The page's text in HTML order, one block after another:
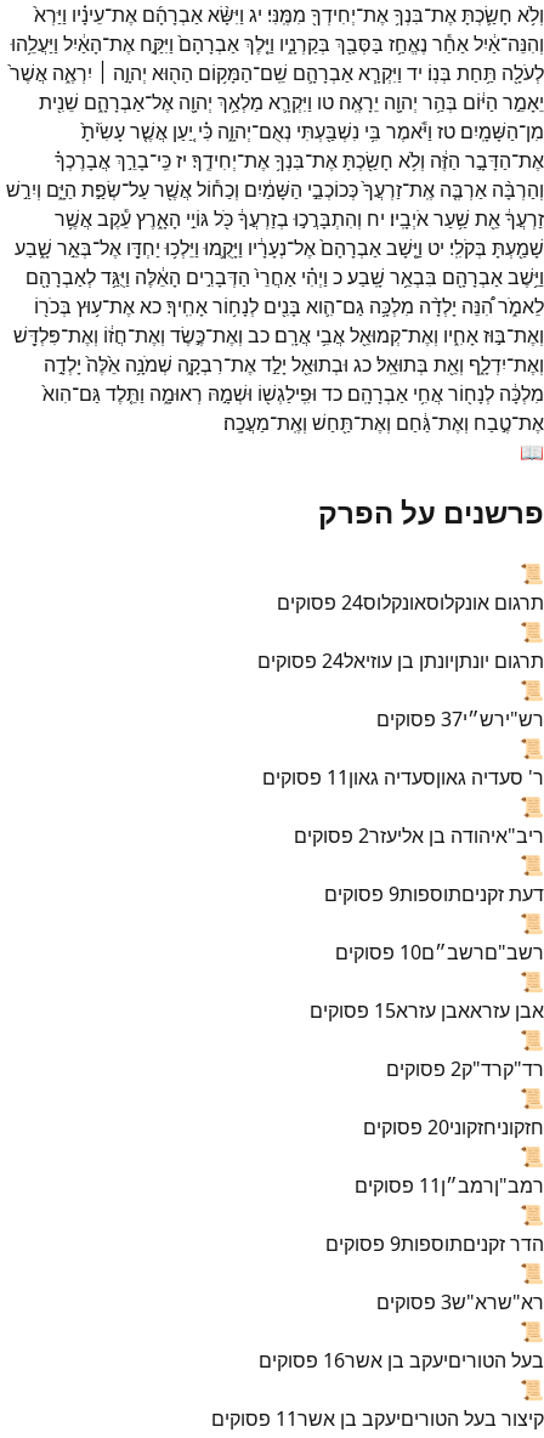
וְלֹ֥א חָשַׂ֛כְתָּאֶת־בִּנְךָ֥אֶת־יְחִידְךָ֖ מִמֶּֽנִּי׃ יג וַיִּשָּׂ֨אאַבְרָהָ֜ם אֶת־עֵינָ֗יו וַיַּרְא֙
וְהִנֵּה־אַ֔יִלאַחַ֕ר נֶאֱחַ֥ז בַּסְּבַ֖ךְ בְּקַרְנָ֑יו וַיֵּ֤לֶךְאַבְרָהָם֙ וַיִּקַּ֣ח אֶת־הָאַ֔יִל וַיַּעֲלֵ֥הוּ
לְעֹלָ֖ה תַּ֥חַת בְּנֽוֹ׃ יד וַיִּקְרָ֧אאַבְרָהָ֛ם שֵֽׁם־הַמָּק֥וֹם הַה֖וּא יְהוָ֣ה ׀ יִרְאֶ֑ה אֲשֶׁר֙
יֵאָמֵ֣ר הַיּ֔וֹם בְּהַ֥ר יְהוָ֖ה יֵרָאֶֽה׃ טו וַיִּקְרָ֛א מַלְאַ֥ךְ יְהוָ֖ה אֶל־אַבְרָהָ֑ם שֵׁנִ֖ית
מִן־הַשָּׁמָֽיִם׃ טז וַיֹּ֕אמֶר בִּ֥י נִשְׁבַּ֖עְתִּי נְאֻם־יְהוָ֑ה כִּ֗י יַ֚עַן אֲשֶׁ֤רעָשִׂ֙יתָ֙
אֶת־הַדָּבָ֣ר הַזֶּ֔ה וְלֹ֥א חָשַׂ֖כְתָּאֶת־בִּנְךָ֥אֶת־יְחִידֶֽךָ׃ יזכִּֽי־בָרֵ֣ךְאֲבָרֶכְךָ֗
וְהַרְבָּ֨ה אַרְבֶּ֤ה אֶֽת־זַרְעֲךָ֙כְּכוֹכְבֵ֣י הַשָּׁמַ֔יִם וְכַח֕וֹלאֲשֶׁ֖רעַל־שְׂפַ֣ת הַיָּ֑ם וְיִרַ֣שׁ
זַרְעֲךָ֔אֵ֖ת שַׁ֥עַראֹיְבָֽיו׃ יח וְהִתְבָּרֲכ֣וּ בְזַרְעֲךָ֔כֹּ֖לגּוֹיֵ֣י הָאָ֑רֶץעֵ֕קֶבאֲשֶׁ֥ר
שָׁמַ֖עְתָּ בְּקֹלִֽי׃ יט וַיָּ֤שָׁבאַבְרָהָם֙אֶל־נְעָרָ֔יו וַיָּקֻ֛מוּ וַיֵּלְכ֥וּ יַחְדָּ֖ו אֶל־בְּאֵ֣ר שָׁ֑בַע
וַיֵּ֥שֶׁבאַבְרָהָ֖ם בִּבְאֵ֥ר שָֽׁבַע׃כ וַיְהִ֗י אַחֲרֵי֙ הַדְּבָרִ֣ים הָאֵ֔לֶּה וַיֻּגַּ֥דלְאַבְרָהָ֖ם
לֵאמֹ֑רהִ֠נֵּה יָלְדָ֨ה מִלְכָּ֥ה גַם־הִ֛וא בָּנִ֖ים לְנָח֥וֹראָחִֽיךָ׃כאאֶת־ע֥וּץ בְּכֹר֖וֹ
וְאֶת־בּ֣וּזאָחִ֑יו וְאֶת־קְמוּאֵ֖לאֲבִ֥י אֲרָֽם׃ כב וְאֶת־כֶּ֣שֶׂד וְאֶת־חֲז֔וֹ וְאֶת־פִּלְדָּ֖שׁ
וְאֶת־יִדְלָ֑ף וְאֵ֖ת בְּתוּאֵֽל׃כג וּבְתוּאֵ֖ל יָלַ֣דאֶת־רִבְקָ֑ה שְׁמֹנָ֥ה אֵ֙לֶּה֙ יָלְדָ֣ה
מִלְכָּ֔ה לְנָח֖וֹראֲחִ֥י אַבְרָהָֽם׃ כד וּפִֽילַגְשׁ֖וֹ וּשְׁמָ֣הּ רְאוּמָ֑ה וַתֵּ֤לֶדגַּם־הִוא֙
אֶת־טֶ֣בַח וְאֶת־גַּ֔חַם וְאֶת־תַּ֖חַשׁ וְאֶֽת־מַעֲכָֽה׃
📖
פרשנים על הפרק
📜
תרגום אונקלוסאונקלוס24 פסוקים
📜
תרגום יונתןיונתן בן עוזיאל24 פסוקים
📜
רש"ירש״י37 פסוקים
📜
ר' סעדיה גאוןסעדיה גאון11 פסוקים
📜
ריב"איהודה בן אליעזר2 פסוקים
📜
דעת זקניםתוספות9 פסוקים
📜
רשב"םרשב״ם10 פסוקים
📜
אבן עזראאבן עזרא15 פסוקים
📜
רד"קרד"ק2 פסוקים
📜
חזקוניחזקוני20 פסוקים
📜
רמב"ןרמב״ן11 פסוקים
📜
הדר זקניםתוספות9 פסוקים
📜
רא"שרא"ש3 פסוקים
📜
בעל הטוריםיעקב בן אשר16 פסוקים
📜
קיצור בעל הטוריםיעקב בן אשר11 פסוקים